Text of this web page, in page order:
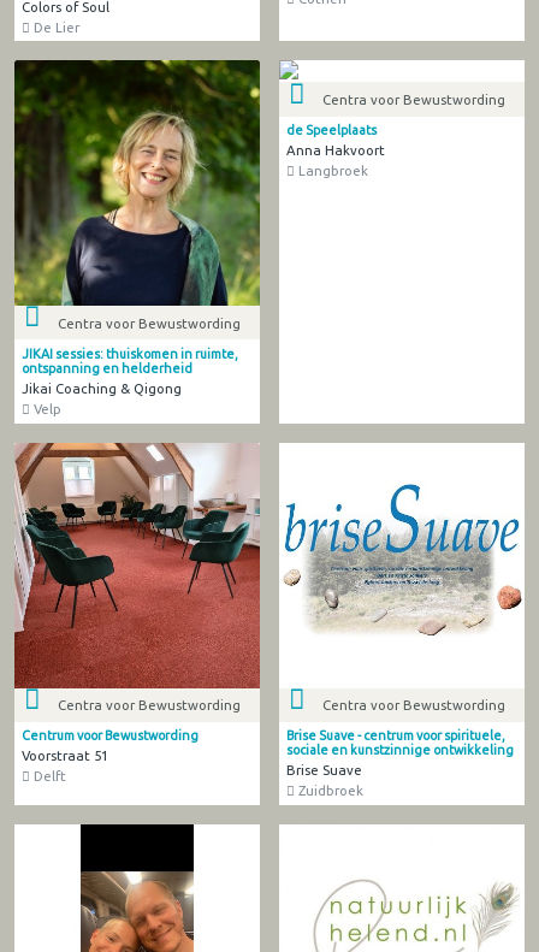
Colors of Soul
De Lier
Centra voor Bewustwording
JIKAI sessies: thuiskomen in ruimte,
ontspanning en helderheid
Jikai Coaching & Qigong
Velp
Centra voor Bewustwording
de Speelplaats
Anna Hakvoort
Langbroek
Centra voor Bewustwording
Centrum voor Bewustwording
Voorstraat 51
Delft
Centra voor Bewustwording
Brise Suave - centrum voor spirituele,
sociale en kunstzinnige ontwikkeling
Brise Suave
Zuidbroek